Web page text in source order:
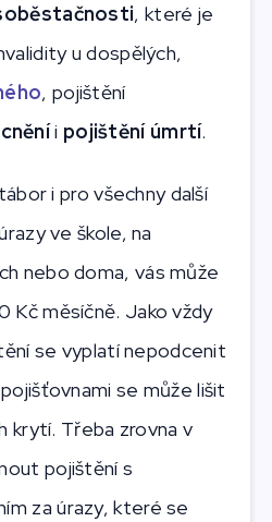
, které je
u dospělých,
, pojištění
i pojištění úmrtí.
i pro všechny další
ve škole, na
nebo doma, vás může
měsíčně. Jako vždy
se vyplatí nepodcenit
se může lišit
krytí. Třeba zrovna v
pojištění s
za úrazy, které se